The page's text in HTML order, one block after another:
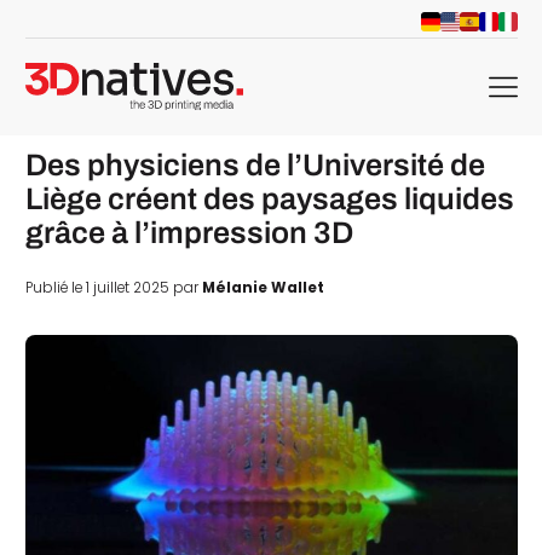
menu
Des physiciens de l’Université de
Liège créent des paysages liquides
grâce à l’impression 3D
Publié le 1 juillet 2025 parMélanie Wallet